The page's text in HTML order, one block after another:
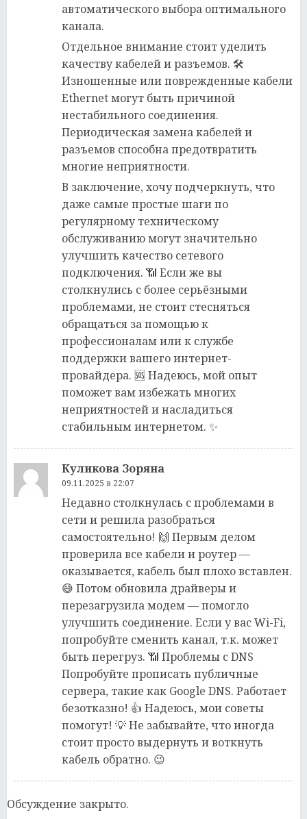
автоматического выбора оптимального
канала.
Отдельное внимание стоит уделить
качеству кабелей и разъемов. 🛠️
Изношенные или поврежденные кабели
Ethernet могут быть причиной
нестабильного соединения.
Периодическая замена кабелей и
разъемов способна предотвратить
многие неприятности.
В заключение, хочу подчеркнуть, что
даже самые простые шаги по
регулярному техническому
обслуживанию могут значительно
улучшить качество сетевого
подключения. 📶 Если же вы
столкнулись с более серьёзными
проблемами, не стоит стесняться
обращаться за помощью к
профессионалам или к службе
поддержки вашего интернет-
провайдера. 🆘 Надеюсь, мой опыт
поможет вам избежать многих
неприятностей и насладиться
стабильным интернетом. ✨
Куликова Зоряна
09.11.2025 в 22:07
Недавно столкнулась с проблемами в
сети и решила разобраться
самостоятельно! 🙌 Первым делом
проверила все кабели и роутер —
оказывается, кабель был плохо вставлен.
😅 Потом обновила драйверы и
перезагрузила модем — помогло
улучшить соединение. Если у вас Wi-Fi,
попробуйте сменить канал, т.к. может
быть перегруз. 📶 Проблемы с DNS
Попробуйте прописать публичные
сервера, такие как Google DNS. Работает
безотказно! 👍 Надеюсь, мои советы
помогут! 💡 Не забывайте, что иногда
стоит просто выдернуть и воткнуть
кабель обратно. 😉
Обсуждение закрыто.